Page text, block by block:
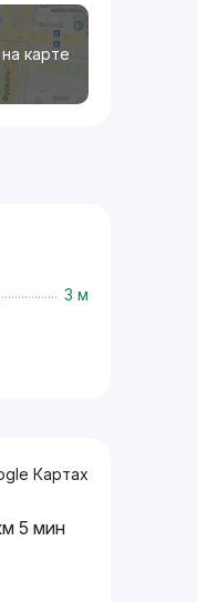
карте
3 м
Картах
5 мин